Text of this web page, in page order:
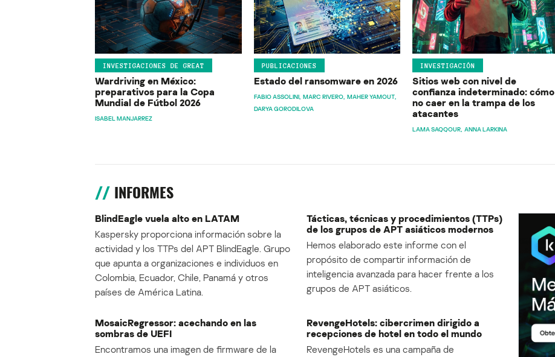
INVESTIGACIONES DE GREAT
Wardriving en México:
preparativos para la Copa
Mundial de Fútbol 2026
ISABEL MANJARREZ
PUBLICACIONES
Estado del ransomware en 2026
FABIO ASSOLINI MARC RIVERO MAHER YAMOUT
DARYA GORODILOVA
INVESTIGACIÓN
Sitios web con nivel de
confianza indeterminado: cómo
no caer en la trampa de los
atacantes
LAMA SAQQOUR ANNA LARKINA
INFORMES
BlindEagle vuela alto en LATAM
Kaspersky proporciona información sobre la
actividad y los TTPs del APT BlindEagle. Grupo
que apunta a organizaciones e individuos en
Colombia, Ecuador, Chile, Panamá y otros
países de América Latina.
Tácticas, técnicas y procedimientos (TTPs)
de los grupos de APT asiáticos modernos
Hemos elaborado este informe con el
propósito de compartir información de
inteligencia avanzada para hacer frente a los
grupos de APT asiáticos.
MosaicRegressor: acechando en las
sombras de UEFI
Encontramos una imagen de firmware de la
RevengeHotels: cibercrimen dirigido a
recepciones de hotel en todo el mundo
RevengeHotels es una campaña de